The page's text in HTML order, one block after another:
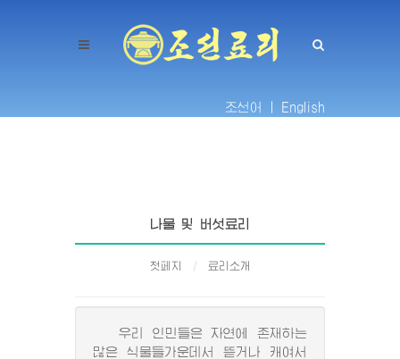
조선어 | English
나물 및 버섯료리
첫페지 료리소개
우리 인민들은 자연에 존재하는
많은 식물들가운데서 뜯거나 캐여서